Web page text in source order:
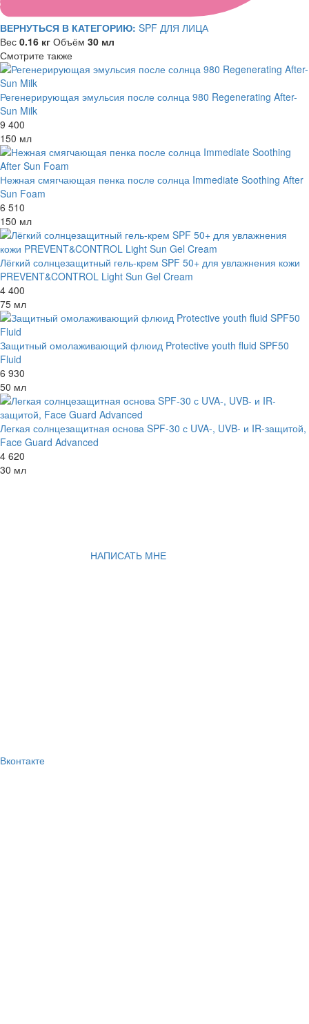
ВЕРНУТЬСЯ В КАТЕГОРИЮ: SPF ДЛЯ ЛИЦА
Вес 0.16 кг Объём 30 мл
Смотрите также
Регенерирующая эмульсия после солнца 980 Regenerating After-
Sun Milk
9 400
150 мл
Нежная смягчающая пенка после солнца Immediate Soothing After
Sun Foam
6 510
150 мл
Лёгкий солнцезащитный гель-крем SPF 50+ для увлажнения кожи
PREVENT&CONTROL Light Sun Gel Cream
4 400
75 мл
Защитный омолаживающий флюид Protective youth fluid SPF50
Fluid
6 930
50 мл
Легкая солнцезащитная основа SPF-30 с UVA-, UVB- и IR-защитой,
Face Guard Advanced
4 620
30 мл
НАПИСАТЬ МНЕ
Вконтакте